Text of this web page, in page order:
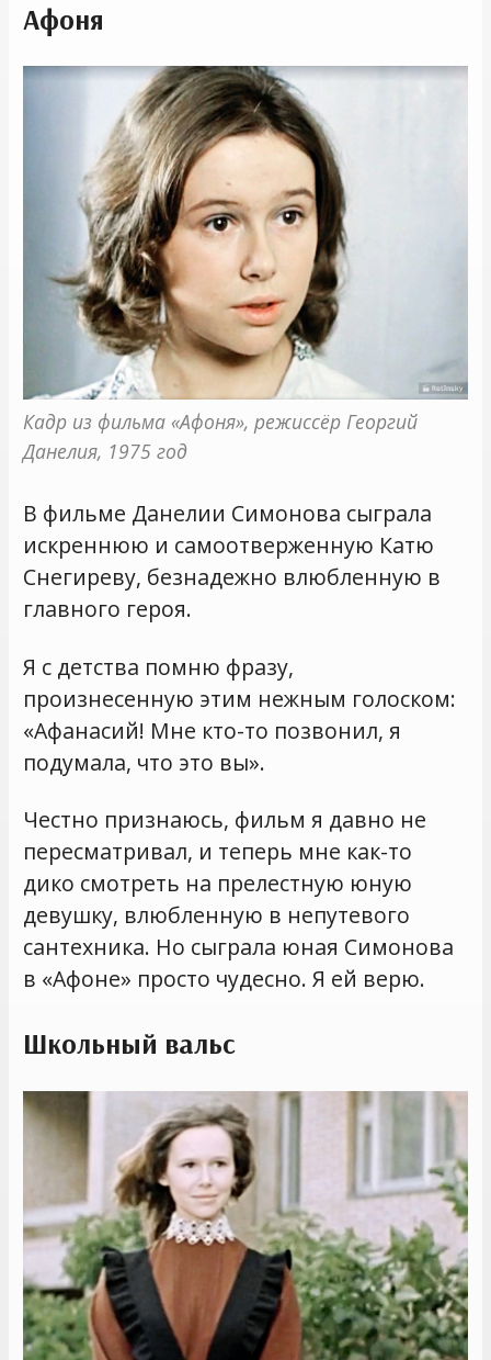
Афоня
Кадр из фильма «Афоня», режиссёр Георгий
Данелия, 1975 год
В фильме Данелии Симонова сыграла
искреннюю и самоотверженную Катю
Снегиреву, безнадежно влюбленную в
главного героя.
Я с детства помню фразу,
произнесенную этим нежным голоском:
«Афанасий! Мне кто-то позвонил, я
подумала, что это вы».
Честно признаюсь, фильм я давно не
пересматривал, и теперь мне как-то
дико смотреть на прелестную юную
девушку, влюбленную в непутевого
сантехника. Но сыграла юная Симонова
в «Афоне» просто чудесно. Я ей верю.
Школьный вальс